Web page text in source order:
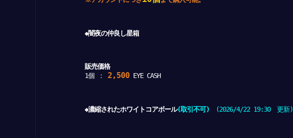
◆闇夜の仲良し星箱
販売価格
1個 ： 2,500 EYE CASH
◆濃縮されたホワイトコアボール(取引不可) (2026/4/22 19:30 更新)